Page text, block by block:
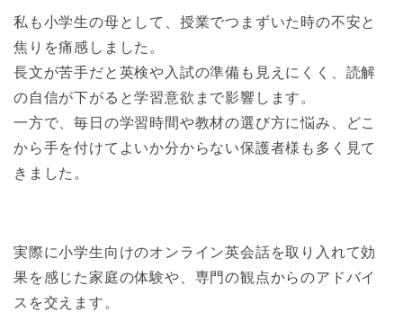
私も小学生の母として、授業でつまずいた時の不安と
焦りを痛感しました。
長文が苦手だと英検や入試の準備も見えにくく、読解
の自信が下がると学習意欲まで影響します。
一方で、毎日の学習時間や教材の選び方に悩み、どこ
から手を付けてよいか分からない保護者様も多く見て
きました。
実際に小学生向けのオンライン英会話を取り入れて効
果を感じた家庭の体験や、専門の観点からのアドバイ
スを交えます。